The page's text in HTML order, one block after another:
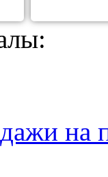
на